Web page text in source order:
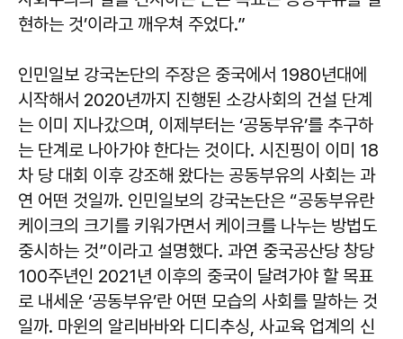
현하는 것’이라고 깨우쳐 주었다.”
인민일보 강국논단의 주장은 중국에서 1980년대에
시작해서 2020년까지 진행된 소강사회의 건설 단계
는 이미 지나갔으며, 이제부터는 ‘공동부유’를 추구하
는 단계로 나아가야 한다는 것이다. 시진핑이 이미 18
차 당 대회 이후 강조해 왔다는 공동부유의 사회는 과
연 어떤 것일까. 인민일보의 강국논단은 “공동부유란
케이크의 크기를 키워가면서 케이크를 나누는 방법도
중시하는 것”이라고 설명했다. 과연 중국공산당 창당
100주년인 2021년 이후의 중국이 달려가야 할 목표
로 내세운 ‘공동부유’란 어떤 모습의 사회를 말하는 것
일까. 마윈의 알리바바와 디디추싱, 사교육 업계의 신